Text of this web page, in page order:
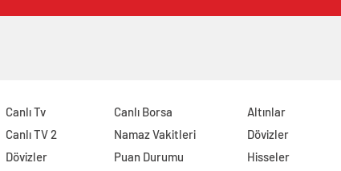
Canlı Tv
Canlı TV 2
Dövizler
Canlı Borsa
Namaz Vakitleri
Puan Durumu
Altınlar
Dövizler
Hisseler